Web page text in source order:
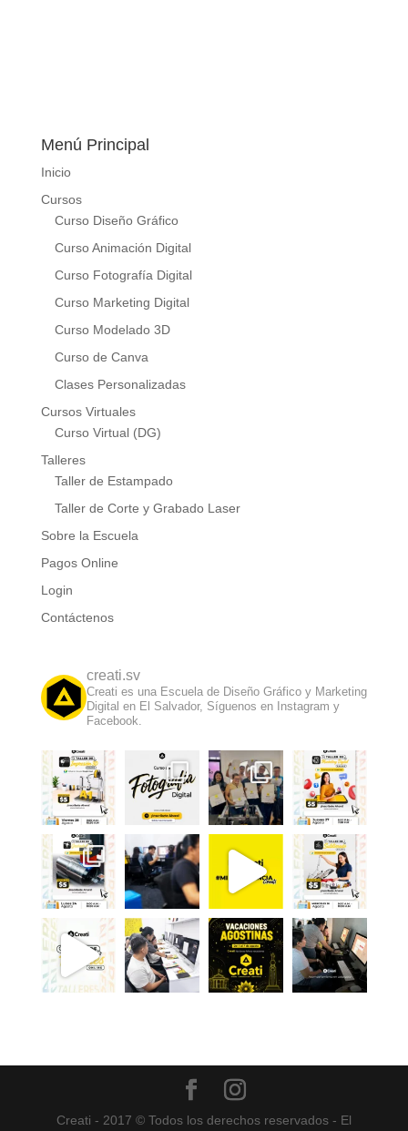
Menú Principal
Inicio
Cursos
Curso Diseño Gráfico
Curso Animación Digital
Curso Fotografía Digital
Curso Marketing Digital
Curso Modelado 3D
Curso de Canva
Clases Personalizadas
Cursos Virtuales
Curso Virtual (DG)
Talleres
Taller de Estampado
Taller de Corte y Grabado Laser
Sobre la Escuela
Pagos Online
Login
Contáctenos
creati.sv
Creati es una Escuela de Diseño Gráfico y Marketing
Digital en El Salvador, Síguenos en Instagram y
Facebook.
Creati - 2017 © Todos los derechos reservados - El